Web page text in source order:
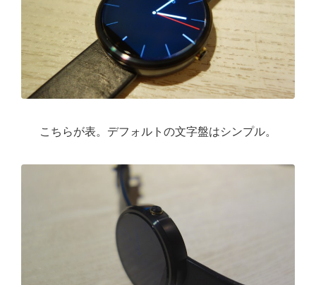
こちらが表。デフォルトの文字盤はシンプル。